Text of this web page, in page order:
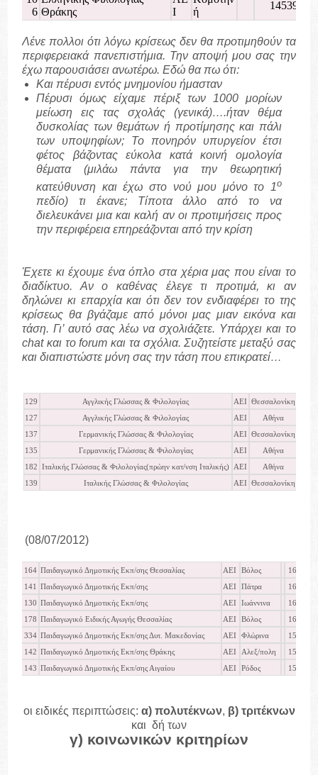
6 Θράκης
Ι
ή
14539
Λένε πολλοι ότι λόγω κρίσεως δεν θα προτιμηθούν τα
περιφερειακά πανεπιστήμια. Την αποψή μου σας την
έχω παρουσιάσει ανωτέρω. Εδώ θα πω ότι:
Και πέρυσι εντός μνημονίου ήμασταν
Πέρυσι όμως είχαμε πέριξ των 1000 μορίων
μείωση εις τας σχολάς (γενικά)….ήταν θέμα
δυσκολίας των θεμάτων ή προτίμησης και πάλι
των υποψηφίων; Το πονηρόν υπυργείον έτσι
φέτος βάζοντας εύκολα κατά κοινή ομολογία
θέματα (μιλάω πάντα για την θεωρητική
κατεύθυνση και έχω στο νού μου μόνο το 1ο
πεδίο) τι έκανε; Τίποτα άλλο από το να
διελευκάνει μια και καλή αν οι προτιμήσεις προς
την περιφέρεια επηρεάζονται από την κρίση
Έχετε κι έχουμε ένα όπλο στα χέρια μας που είναι το
διαδίκτυο. Αν ο καθένας έλεγε τι προτιμά, κι αν
δηλώνει κι επαρχία και ότι δεν τον ενδιαφέρει το της
κρίσεως θα βγάζαμε από μόνοι μας μιαν εικόνα και
τάση. Γι’ αυτό σας λέω να σχολιάζετε. Υπάρχει και το
chat και τοforum και τα σχόλια. Συζητείστε μεταξύ σας
και διαπιστώστε μόνη σας την τάση που επικρατεί…
129 Αγγλικής Γλώσσας & Φιλολογίας ΑΕΙ Θεσσαλονίκη
127 Αγγλικής Γλώσσας & Φιλολογίας ΑΕΙ Αθήνα
137 Γερμανικής Γλώσσας & Φιλολογίας ΑΕΙ Θεσσαλονίκη
135 Γερμανικής Γλώσσας & Φιλολογίας ΑΕΙ Αθήνα
182 Ιταλικής Γλώσσας & Φιλολογίας(πρώην κατ/νση Ιταλικής) ΑΕΙ Αθήνα
139 Ιταλικής Γλώσσας & Φιλολογίας ΑΕΙ Θεσσαλονίκη
(08/07/2012)
164 Παιδαγωγικό Δημοτικής Εκπ/σης Θεσσαλίας ΑΕΙ Βόλος 16953
141 Παιδαγωγικό Δημοτικής Εκπ/σης ΑΕΙ Πάτρα 16911
130 Παιδαγωγικό Δημοτικής Εκπ/σης ΑΕΙ Ιωάννινα 16561
178 Παιδαγωγικό Ειδικής Αγωγής Θεσσαλίας ΑΕΙ Βόλος 16295
334 Παιδαγωγικό Δημοτικής Εκπ/σης Δυτ. Μακεδονίας ΑΕΙ Φλώρινα 15889
142 Παιδαγωγικό Δημοτικής Εκπ/σης Θράκης ΑΕΙ Αλεξ/πολη 15581
143 Παιδαγωγικό Δημοτικής Εκπ/σης Αιγαίου ΑΕΙ Ρόδος 15247
οι ειδικές περιπτώσεις: α) πολυτέκνων, β) τριτέκνων
και δή των
γ) κοινωνικών κριτηρίων